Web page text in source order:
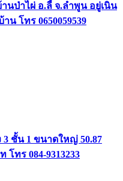
นป่าไผ่ อ.ลี้ จ.ลำพูน อยู่เนิน
โทร 0650059539
ชั้น 1 ขนาดใหญ่ 50.87
โทร 084-9313233